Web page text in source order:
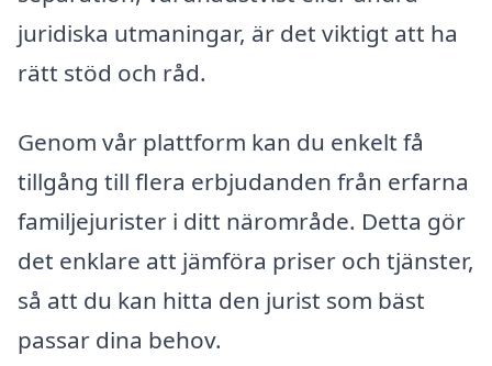
juridiska utmaningar, är det viktigt att ha
rätt stöd och råd.
Genom vår plattform kan du enkelt få
tillgång till flera erbjudanden från erfarna
familjejurister i ditt närområde. Detta gör
det enklare att jämföra priser och tjänster,
så att du kan hitta den jurist som bäst
passar dina behov.